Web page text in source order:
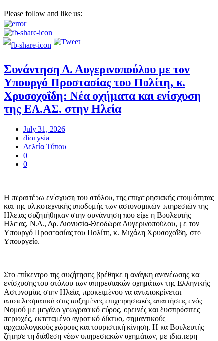
Please follow and like us:
Συνάντηση Δ. Αυγερινοπούλου με τον
Υπουργό Προστασίας του Πολίτη, κ.
Χρυσοχοΐδη: Νέα οχήματα και ενίσχυση
της ΕΛ.ΑΣ. στην Ηλεία
July 31, 2026
dionysia
Δελτία Τύπου
0
0
Η περαιτέρω ενίσχυση του στόλου, της επιχειρησιακής ετοιμότητας
και της υλικοτεχνικής υποδομής των αστυνομικών υπηρεσιών της
Ηλείας συζητήθηκαν στην συνάντηση που είχε η Βουλευτής
Ηλείας, Ν.Δ., Δρ. Διονυσία-Θεοδώρα Αυγερινοπούλου, με τον
Υπουργό Προστασίας του Πολίτη, κ. Μιχάλη Χρυσοχοΐδη, στο
Υπουργείο.
Στο επίκεντρο της συζήτησης βρέθηκε η ανάγκη ανανέωσης και
ενίσχυσης του στόλου των υπηρεσιακών οχημάτων της Ελληνικής
Αστυνομίας στην Ηλεία, προκειμένου να ανταποκρίνεται
αποτελεσματικά στις αυξημένες επιχειρησιακές απαιτήσεις ενός
Νομού με μεγάλο γεωγραφικό εύρος, ορεινές και δυσπρόσιτες
περιοχές, εκτεταμένο αγροτικό δίκτυο, σημαντικούς
αρχαιολογικούς χώρους και τουριστική κίνηση. Η κα Βουλευτής
ζήτησε τη διάθεση νέων υπηρεσιακών οχημάτων, με ιδιαίτερη